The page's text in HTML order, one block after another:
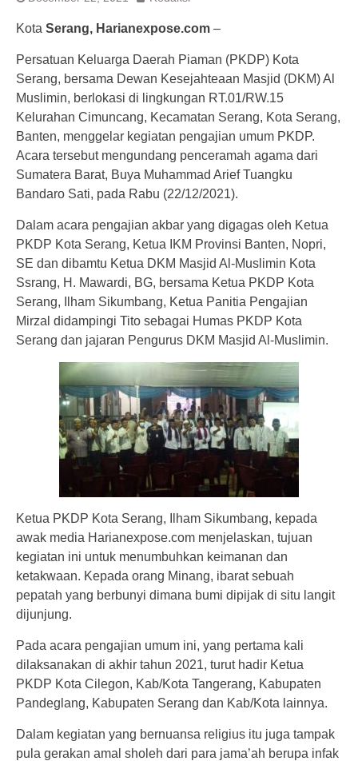
Kota Serang, Harianexpose.com –
Persatuan Keluarga Daerah Piaman (PKDP) Kota
Serang, bersama Dewan Kesejahteaan Masjid (DKM) Al
Muslimin, berlokasi di lingkungan RT.01/RW.15
Kelurahan Cimuncang, Kecamatan Serang, Kota Serang,
Banten, menggelar kegiatan pengajian umum PKDP.
Acara tersebut mengundang penceramah agama dari
Sumatera Barat, Buya Muhammad Arief Tuangku
Bandaro Sati, pada Rabu (22/12/2021).
Dalam acara pengajian akbar yang digagas oleh Ketua
PKDP Kota Serang, Ketua IKM Provinsi Banten, Nopri,
SE dan dibamtu Ketua DKM Masjid Al-Muslimin Kota
Ssrang, H. Mawardi, BG, bersama Ketua PKDP Kota
Serang, Ilham Sikumbang, Ketua Panitia Pengajian
Mirzal didampingi Tito sebagai Humas PKDP Kota
Serang dan jajaran Pengurus DKM Masjid Al-Muslimin.
Ketua PKDP Kota Serang, Ilham Sikumbang, kepada
awak media Harianexpose.com menjelaskan, tujuan
kegiatan ini untuk menumbuhkan keimanan dan
ketakwaan. Kepada orang Minang, ibarat sebuah
pepatah yang berbunyi dimana bumi dipijak di situ langit
dijunjung.
Pada acara pengajian umum ini, yang pertama kali
dilaksanakan di akhir tahun 2021, turut hadir Ketua
PKDP Kota Cilegon, Kab/Kota Tangerang, Kabupaten
Pandeglang, Kabupaten Serang dan Kab/Kota lainnya.
Dalam kegiatan yang bernuansa religius itu juga tampak
pula gerakan amal sholeh dari para jama’ah berupa infak